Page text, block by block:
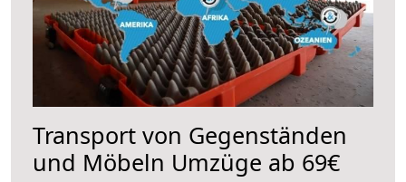
Transport von Gegenständen
und Möbeln Umzüge ab 69€